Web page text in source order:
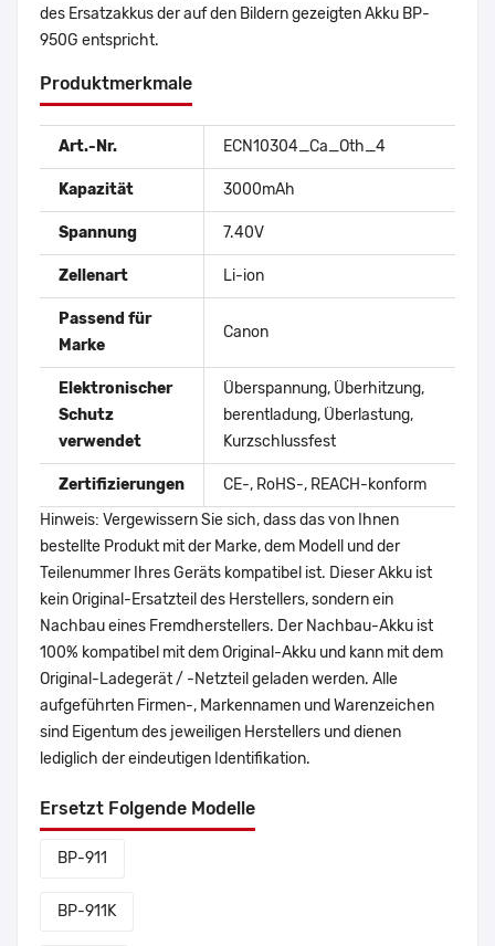
des Ersatzakkus der auf den Bildern gezeigten Akku BP-
950G entspricht.
Produktmerkmale
Art.-Nr. ECN10304_Ca_Oth_4
Kapazität 3000mAh
Spannung 7.40V
Zellenart Li-ion
Passend für
Marke
Canon
Elektronischer
Schutz
verwendet
Überspannung, Überhitzung,
berentladung, Überlastung,
Kurzschlussfest
Zertifizierungen
CE-, RoHS-, REACH-konform
Hinweis: Vergewissern Sie sich, dass das von Ihnen
bestellte Produkt mit der Marke, dem Modell und der
Teilenummer Ihres Geräts kompatibel ist. Dieser Akku ist
kein Original-Ersatzteil des Herstellers, sondern ein
Nachbau eines Fremdherstellers. Der Nachbau-Akku ist
100% kompatibel mit dem Original-Akku und kann mit dem
Original-Ladegerät / -Netzteil geladen werden. Alle
aufgeführten Firmen-, Markennamen und Warenzeichen
sind Eigentum des jeweiligen Herstellers und dienen
lediglich der eindeutigen Identifikation.
Ersetzt Folgende Modelle
BP-911
BP-911K